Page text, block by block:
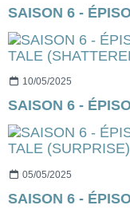
10/05/2025
05/05/2025